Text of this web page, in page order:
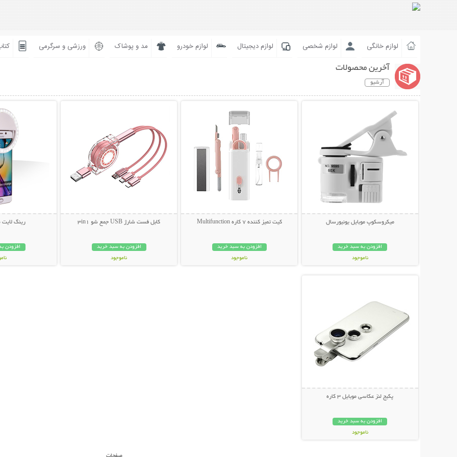
لوازم خانگی لوازم شخصی لوازم دیجیتال لوازم خودرو مد و پوشاک ورزشی و سرگرمی
آخرین محصولات
آرشیو
میکروسکوپ موبایل یونیورسال
افزودن به سبد خرید
ناموجود
کیت تمیز کننده 7 کاره Multifunction
افزودن به سبد خرید
ناموجود
کابل فست شارژ USB جمع شو 3in1
افزودن به سبد خرید
ناموجود
رینگ لایت
افزودن
پکیج لنز عکاسی موبایل 3 کاره
افزودن به سبد خرید
ناموجود